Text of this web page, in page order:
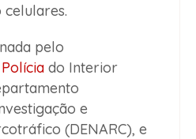
pelo
Polícia do Interior
e
(DENARC), e